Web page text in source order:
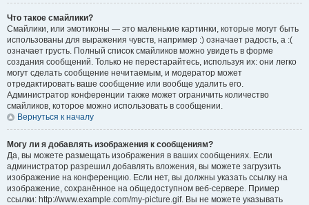
Что такое смайлики?
Смайлики, или эмотиконы — это маленькие картинки, которые могут быть
использованы для выражения чувств, например :) означает радость, а :(
означает грусть. Полный список смайликов можно увидеть в форме
создания сообщений. Только не перестарайтесь, используя их: они легко
могут сделать сообщение нечитаемым, и модератор может
отредактировать ваше сообщение или вообще удалить его.
Администратор конференции также может ограничить количество
смайликов, которое можно использовать в сообщении.
Вернуться к началу
Могу ли я добавлять изображения к сообщениям?
Да, вы можете размещать изображения в ваших сообщениях. Если
администратор разрешил добавлять вложения, вы можете загрузить
изображение на конференцию. Если нет, вы должны указать ссылку на
изображение, сохранённое на общедоступном веб-сервере. Пример
ссылки: http://www.example.com/my-picture.gif. Вы не можете указывать